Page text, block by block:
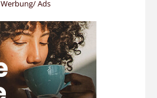
Werbung/ Ads